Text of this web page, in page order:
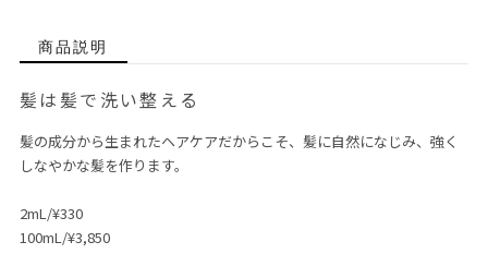
商品説明
髪は髪で洗い整える
髪の成分から生まれたヘアケアだからこそ、髪に自然になじみ、強く
しなやかな髪を作ります。
2mL/¥330
100mL/¥3,850